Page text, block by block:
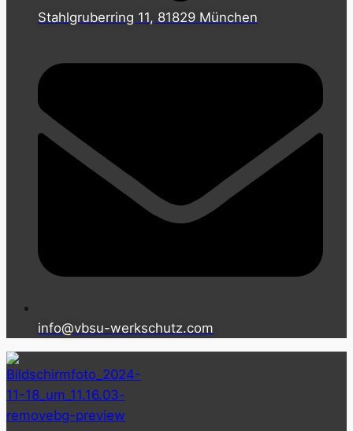
Stahlgruberring 11, 81829 München
info@vbsu-werkschutz.com